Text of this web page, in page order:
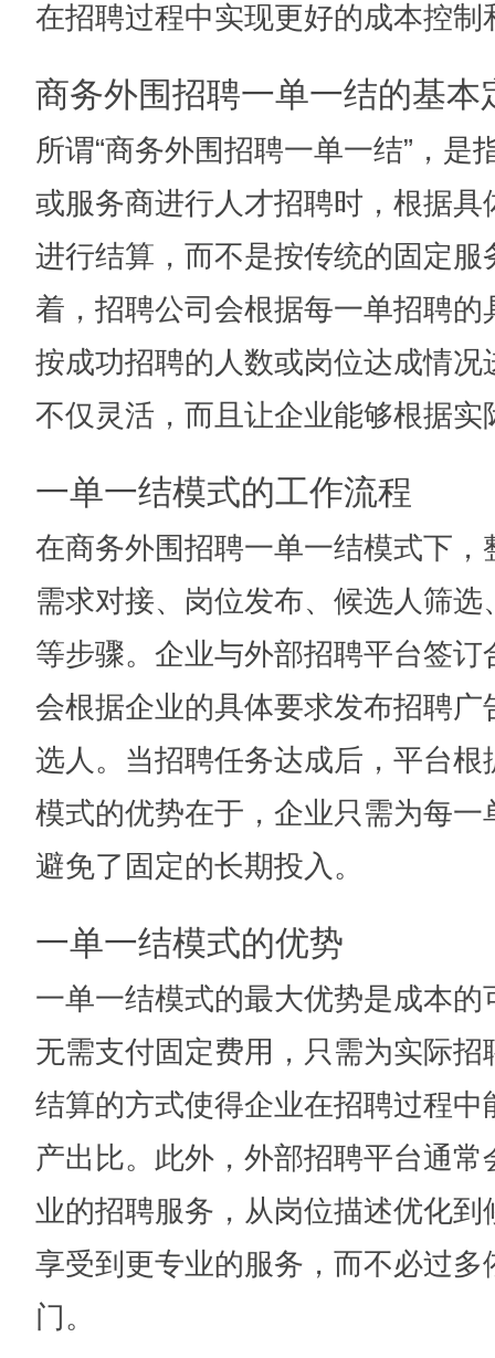
在招聘过程中实现更好的成本控制
商务外围招聘一单一结的基本
所谓“商务外围招聘一单一结”，是
或服务商进行人才招聘时，根据
进行结算，而不是按传统的固定
着，招聘公司会根据每一单招聘
按成功招聘的人数或岗位达成情
不仅灵活，而且让企业能够根据实
一单一结模式的工作流程
在商务外围招聘一单一结模式下
需求对接、岗位发布、候选人筛
等步骤。企业与外部招聘平台签
会根据企业的具体要求发布招聘
选人。当招聘任务达成后，平台
模式的优势在于，企业只需为每
避免了固定的长期投入。
一单一结模式的优势
一单一结模式的最大优势是成本
无需支付固定费用，只需为实际
结算的方式使得企业在招聘过程
产出比。此外，外部招聘平台通
业的招聘服务，从岗位描述优化
享受到更专业的服务，而不必过
门。